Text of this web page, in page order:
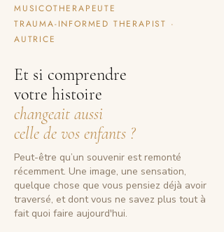
MUSICOTHERAPEUTE
TRAUMA-INFORMED THERAPIST ·
AUTRICE
Et si comprendre
votre histoire
changeait aussi
celle de vos enfants ?
Peut-être qu’un souvenir est remonté
récemment. Une image, une sensation,
quelque chose que vous pensiez déjà avoir
traversé, et dont vous ne savez plus tout à
fait quoi faire aujourd'hui.